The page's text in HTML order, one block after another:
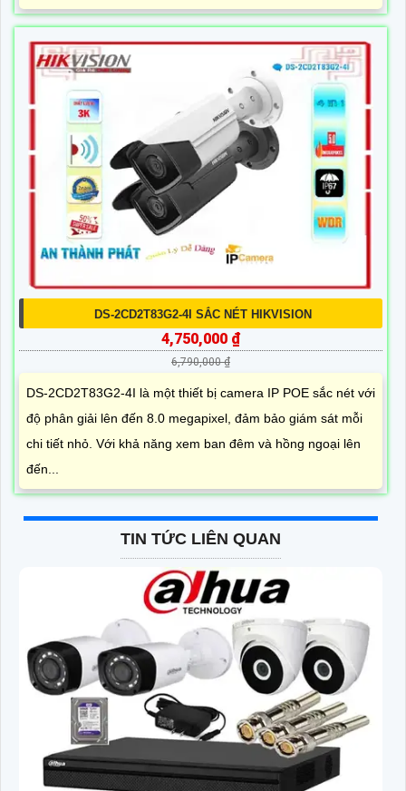
DS-2CD2T83G2-4I SẮC NÉT HIKVISION
4,750,000 ₫
6,790,000 ₫
DS-2CD2T83G2-4I là một thiết bị camera IP POE sắc nét với
độ phân giải lên đến 8.0 megapixel, đảm bảo giám sát mỗi
chi tiết nhỏ. Với khả năng xem ban đêm và hồng ngoại lên
đến...
TIN TỨC LIÊN QUAN